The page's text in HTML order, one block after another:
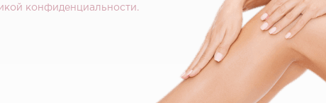
конфиденциальности.